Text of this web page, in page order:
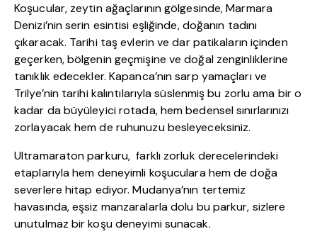
Koşucular, zeytin ağaçlarının gölgesinde, Marmara
Denizi’nin serin esintisi eşliğinde, doğanın tadını
çıkaracak. Tarihi taş evlerin ve dar patikaların içinden
geçerken, bölgenin geçmişine ve doğal zenginliklerine
tanıklık edecekler. Kapanca’nın sarp yamaçları ve
Trilye’nin tarihi kalıntılarıyla süslenmiş bu zorlu ama bir o
kadar da büyüleyici rotada, hem bedensel sınırlarınızı
zorlayacak hem de ruhunuzu besleyeceksiniz.
Ultramaraton parkuru, farklı zorluk derecelerindeki
etaplarıyla hem deneyimli koşuculara hem de doğa
severlere hitap ediyor. Mudanya’nın tertemiz
havasında, eşsiz manzaralarla dolu bu parkur, sizlere
unutulmaz bir koşu deneyimi sunacak.